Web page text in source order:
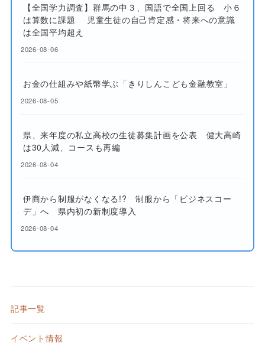
【全国学力調査】群馬の中３、国語で全国上回る 小６
は算数に課題 児童生徒の自己肯定感・将来への意識
は全国平均超え
2026-08-06
お金の仕組みや紙幣学ぶ「きりしんこども金融教室」
2026-08-05
県、来年度の私立高校の生徒募集計画を公表 健大高崎
は30人減、コースも再編
2026-08-04
伊商から制服がなくなる!? 制服から「ビジネスコー
デ」へ 県内初の新制度導入
2026-08-04
記事一覧
イベント情報